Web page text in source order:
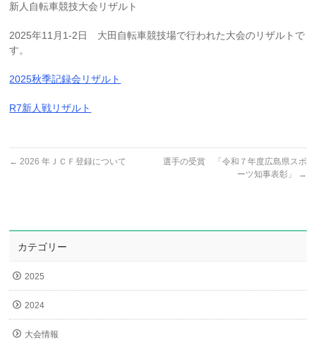
新人自転車競技大会リザルト
2025年11月1-2日 大田自転車競技場で行われた大会のリザルトで
す。
2025秋季記録会リザルト
R7新人戦リザルト
← 2026 年ＪＣＦ登録について
選手の受賞 「令和７年度広島県スポ
ーツ知事表彰」
→
カテゴリー
2025
2024
大会情報